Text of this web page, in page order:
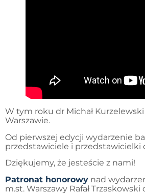
W tym roku dr Michał
Warszawie.
Od pierwszej edycji wydarzenie
przedstawiciele i przedstawicielki
Dziękujemy, że jesteście z nami!
Patronat honorowy nad
m.st. Warszawy Rafał